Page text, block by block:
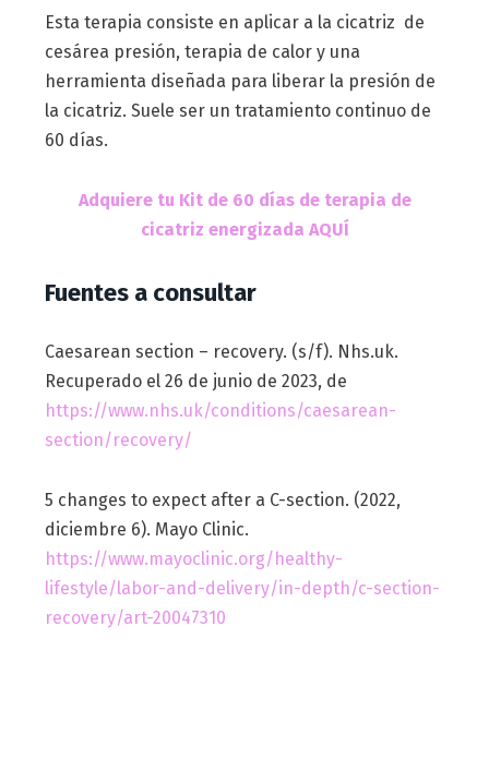
Esta terapia consiste en aplicar a la cicatriz de
cesárea presión, terapia de calor y una
herramienta diseñada para liberar la presión de
la cicatriz. Suele ser un tratamiento continuo de
60 días.
Adquiere tu Kit de 60 días de terapia de
cicatriz energizada AQUÍ
Fuentes a consultar
Caesarean section – recovery. (s/f). Nhs.uk.
Recuperado el 26 de junio de 2023, de
https://www.nhs.uk/conditions/caesarean-
section/recovery/
5 changes to expect after a C-section. (2022,
diciembre 6). Mayo Clinic.
https://www.mayoclinic.org/healthy-
lifestyle/labor-and-delivery/in-depth/c-section-
recovery/art-20047310